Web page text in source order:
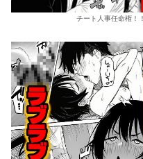
チート人事任命権！